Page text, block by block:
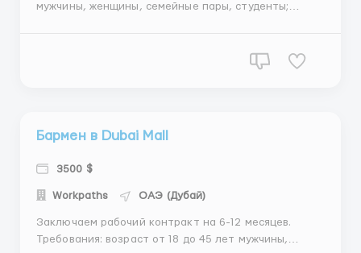
мужчины, женщины, семейные пары, студенты;
Бармен в Dubai Mall
3500 $
Workрaths ОАЭ (Дубай)
Заключаем рабочий контракт на 6-12 месяцев.
Требования: возраст от 18 до 45 лет мужчины,